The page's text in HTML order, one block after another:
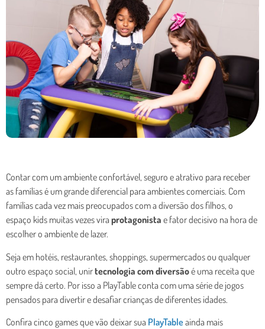
Contar com um ambiente confortável, seguro e atrativo para receber
as famílias é um grande diferencial para ambientes comerciais. Com
famílias cada vez mais preocupados com a diversão dos filhos, o
espaço kids muitas vezes vira protagonista e fator decisivo na hora de
escolher o ambiente de lazer.
Seja em hotéis, restaurantes, shoppings, supermercados ou qualquer
outro espaço social, unirtecnologia com diversãoé uma receita que
sempre dá certo. Por isso a PlayTable conta com uma série de jogos
pensados para divertir e desafiar crianças de diferentes idades.
Confira cinco games que vão deixar sua PlayTable ainda mais